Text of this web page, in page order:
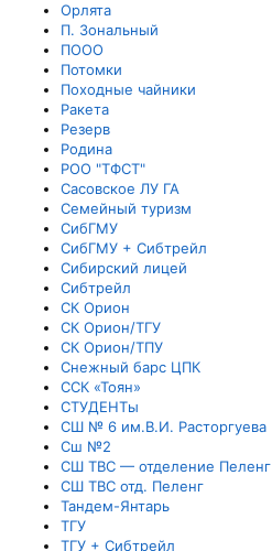
Орлята
П. Зональный
ПООО
Потомки
Походные чайники
Ракета
Резерв
Родина
РОО "ТФСТ"
Сасовское ЛУ ГА
Семейный туризм
СибГМУ
СибГМУ + Сибтрейл
Сибирский лицей
Сибтрейл
СК Орион
СК Орион/ТГУ
СК Орион/ТПУ
Снежный барс ЦПК
ССК «Тоян»
СТУДЕНТы
СШ № 6 им.В.И. Расторгуева
Сш №2
СШ ТВС — отделение Пеленг
СШ ТВС отд. Пеленг
Тандем-Янтарь
ТГУ
ТГУ + Сибтрейл